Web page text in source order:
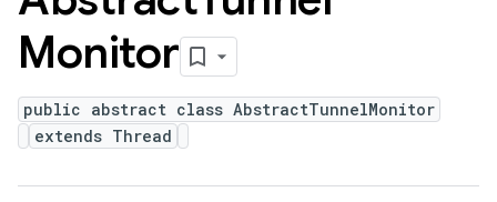
Monitor
public abstract class AbstractTunnelMonitor
extends Thread